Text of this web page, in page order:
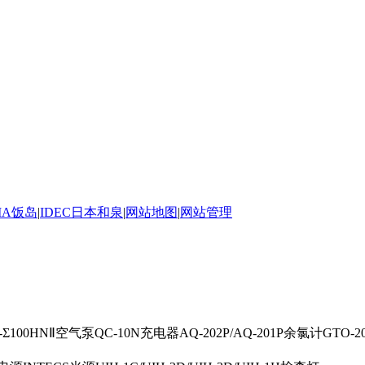
饭岛|IDEC日本和泉|网站地图|网站管理
空气泵QC-10N充电器AQ-202P/AQ-201P余氯计GTO-